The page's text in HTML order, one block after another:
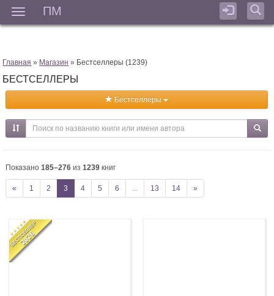
ПМ
Главная » Магазин » Бестселлеры (1239)
БЕСТСЕЛЛЕРЫ
Бестселлеры
Показано185–276 из1239 книг
« 1 2 3 4 5 6 ... 13 14 »